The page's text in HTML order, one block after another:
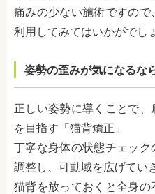
痛みの少ない施術ですの
利用してみてはいかがでし
姿勢の歪みが気になるな
正しい姿勢に導くことで
を目指す「猫背矯正」
丁寧な身体の状態チェッ
調整し、可動域を広げてい
猫背を放っておくと全身の